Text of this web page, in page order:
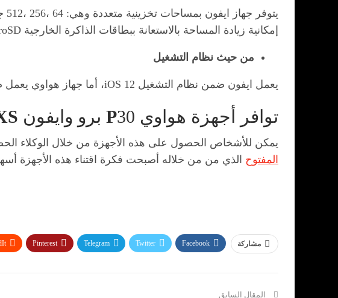
إمكانية زيادة المساحة بالاستعانة ببطاقات الذاكرة الخارجية microSD.
من حيث نظام التشغيل
يعمل ايفون ضمن نظام التشغيل iOS 12، أما جهاز هواوي يعمل ضمن نظام التشغيل أندرويد 9.0 باي وواجهة هواوي EMUI 9.1.
توافر أجهزة هواوي P30 برو وايفون
يمكن للأشخاص الحصول على هذه الأجهزة من خلال الوكلاء
المفتوح الذي من من خلاله أصبحت فكرة اقتناء هذه الأجهزة
مشاركة Facebook
Twitter
Telegram
Pinterest
المقال السابق